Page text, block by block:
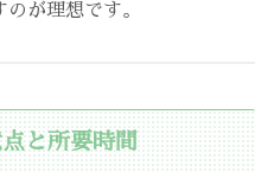
が理想です。
と所要時間